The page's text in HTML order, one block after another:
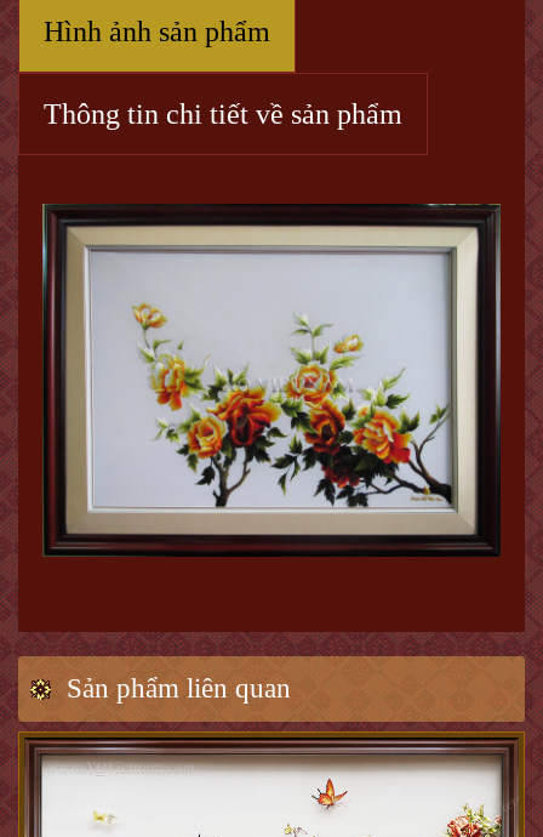
Hình ảnh sản phẩm
Thông tin chi tiết về sản phẩm
Sản phẩm liên quan